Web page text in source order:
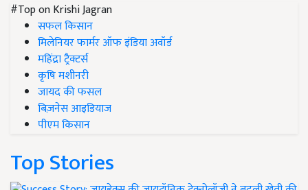
#Top on Krishi Jagran
सफल किसान
मिलेनियर फार्मर ऑफ इंडिया अवॉर्ड
महिंद्रा ट्रैक्टर्स
कृषि मशीनरी
जायद की फसल
बिज़नेस आइडियाज
पीएम किसान
Top Stories